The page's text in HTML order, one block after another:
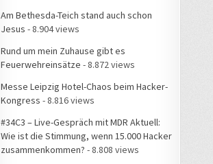
Am Bethesda-Teich stand auch schon
Jesus - 8.904 views
Rund um mein Zuhause gibt es
Feuerwehreinsätze - 8.872 views
Messe Leipzig Hotel-Chaos beim Hacker-
Kongress - 8.816 views
#34C3 – Live-Gespräch mit MDR Aktuell:
Wie ist die Stimmung, wenn 15.000 Hacker
zusammenkommen? - 8.808 views